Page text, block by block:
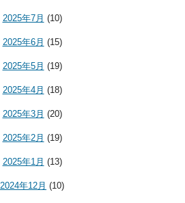
2025年7月 (10)
2025年6月 (15)
2025年5月 (19)
2025年4月 (18)
2025年3月 (20)
2025年2月 (19)
2025年1月 (13)
2024年12月 (10)